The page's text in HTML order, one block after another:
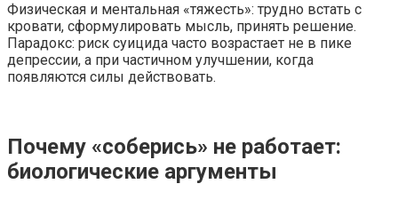
Физическая и ментальная «тяжесть»: трудно встать с
кровати, сформулировать мысль, принять решение.
Парадокс: риск суицида часто возрастает не в пике
депрессии, а при частичном улучшении, когда
появляются силы действовать.
Почему «соберись» не работает:
биологические аргументы